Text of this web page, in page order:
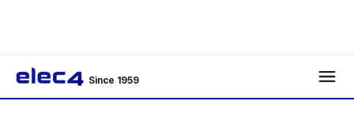
Since 1959